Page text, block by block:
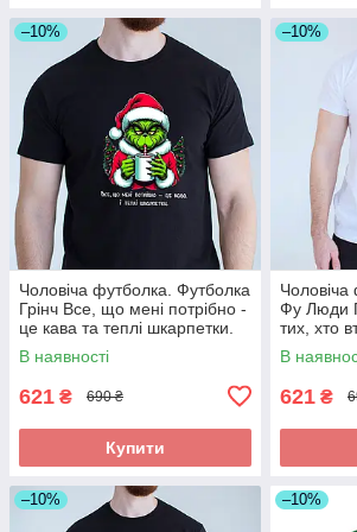
–10%
Чоловіча футболка. Футболка
Грінч Все, що мені потрібно -
це кава та теплі шкарпетки.
Футболка з новорічним при
В наявності
621 ₴ 690 ₴
Купити
–10%
Фу Люди
тих, хто
В
621 ₴
–10% –10%